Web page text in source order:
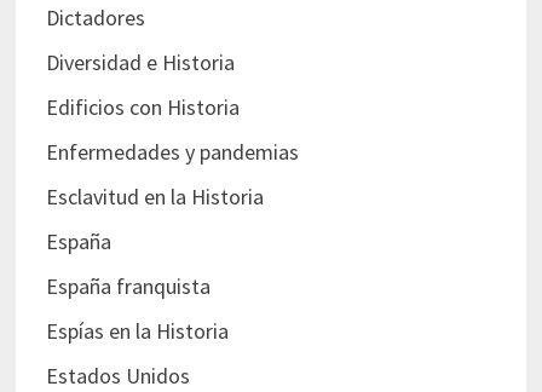
Dictadores
Diversidad e Historia
Edificios con Historia
Enfermedades y pandemias
Esclavitud en la Historia
España
España franquista
Espías en la Historia
Estados Unidos